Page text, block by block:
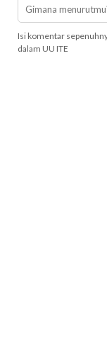
Isi komentar
dalam UU ITE